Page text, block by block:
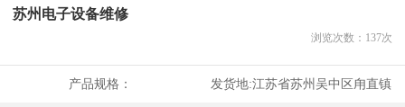
苏州电子设备维修
浏览次数： 137次
产品规格： 发货地:江苏省苏州吴中区甪直镇